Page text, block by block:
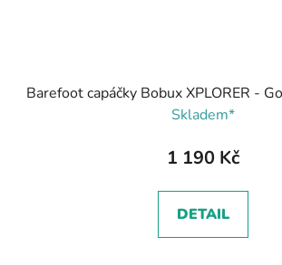
Barefoot capáčky Bobux XPLORER -
Skladem*
1 190 Kč
DETAIL